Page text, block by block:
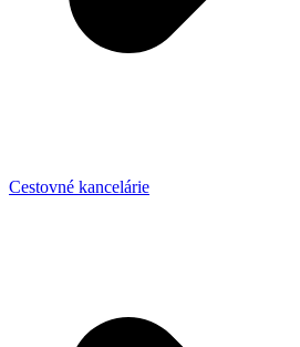
Cestovné kancelárie